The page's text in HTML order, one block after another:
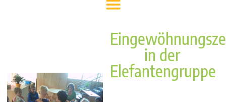
in der
Elefantengruppe